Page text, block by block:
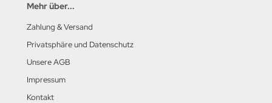
Mehr über...
Zahlung & Versand
Privatsphäre und Datenschutz
Unsere AGB
Impressum
Kontakt